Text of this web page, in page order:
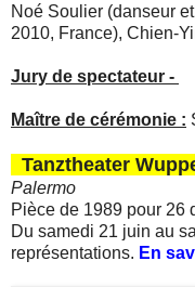
Noé Soulier (danseur
2010, France), Chien-
Jury de spectateur -
Maître de cérémonie :
Tanztheater
Palermo
Pièce de 1989 pour 26
Du samedi 21 juin au
représentations. En